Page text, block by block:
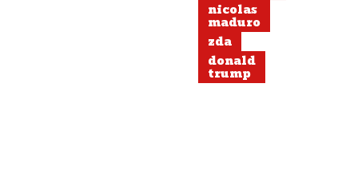
nicolas
maduro
zda
donald
trump